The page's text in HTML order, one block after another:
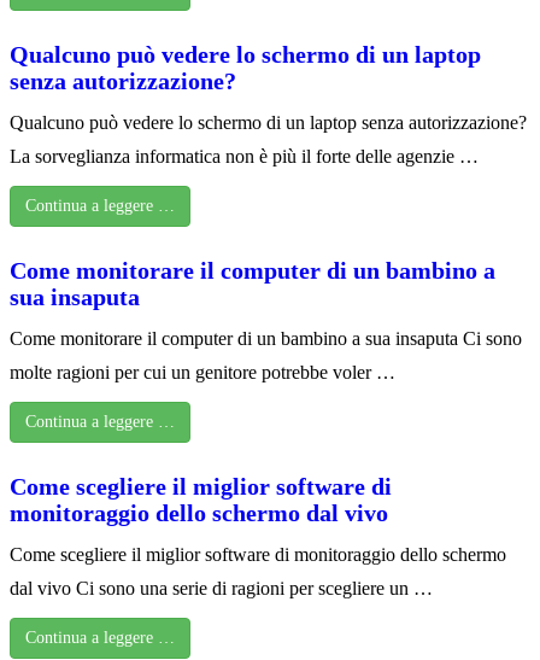
Qualcuno può vedere lo schermo di un laptop
senza autorizzazione?
Qualcuno può vedere lo schermo di un laptop senza autorizzazione?
La sorveglianza informatica non è più il forte delle agenzie …
Continua a leggere …
Come monitorare il computer di un bambino a
sua insaputa
Come monitorare il computer di un bambino a sua insaputa Ci sono
molte ragioni per cui un genitore potrebbe voler …
Continua a leggere …
Come scegliere il miglior software di
monitoraggio dello schermo dal vivo
Come scegliere il miglior software di monitoraggio dello schermo
dal vivo Ci sono una serie di ragioni per scegliere un …
Continua a leggere …